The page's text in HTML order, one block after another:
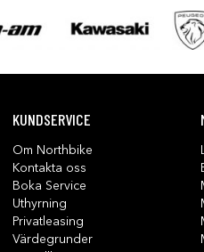
KUNDSERVICE
Om Northbike
Kontakta oss
Boka Service
Uthyrning
Privatleasing
Värdegrunder